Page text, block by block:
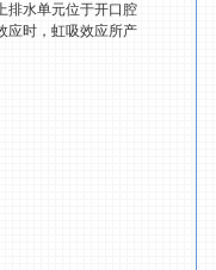
排水单元位于开口腔
应时，虹吸效应所产